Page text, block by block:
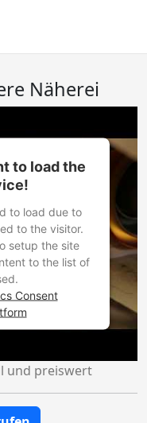
Näherei
to load the
to load due to
to the visitor.
setup the site
to the list of
Consent
und preiswert